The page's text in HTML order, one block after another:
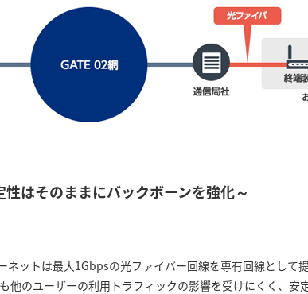
はそのままにバックボーンを強化～
ネットは最大1Gbpsの光ファイバー回線を専有回線として
他のユーザーの利用トラフィックの影響を受けにくく、安